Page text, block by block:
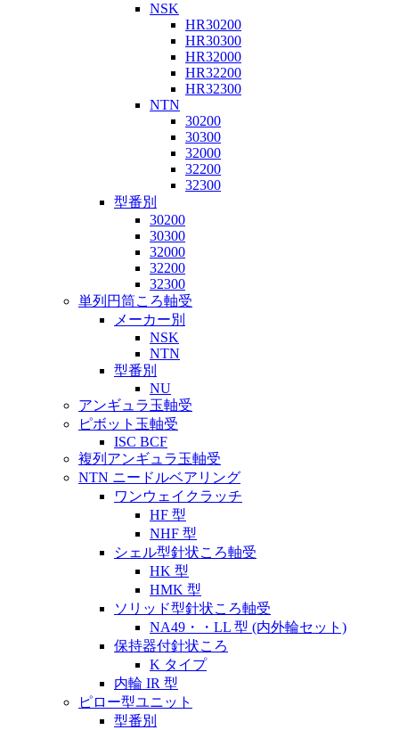
NSK
HR30200
HR30300
HR32000
HR32200
HR32300
NTN
30200
30300
32000
32200
32300
型番別
30200
30300
32000
32200
32300
単列円筒ころ軸受
メーカー別
NSK
NTN
型番別
NU
アンギュラ玉軸受
ピボット玉軸受
ISC BCF
複列アンギュラ玉軸受
NTN ニードルベアリング
ワンウェイクラッチ
HF 型
NHF 型
シェル型針状ころ軸受
HK 型
HMK 型
ソリッド型針状ころ軸受
NA49・・LL 型 (内外輪セット)
保持器付針状ころ
K タイプ
内輪 IR 型
ピロー型ユニット
型番別